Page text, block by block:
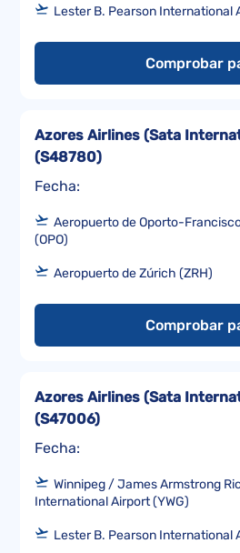
Lester B. Pearson International
Comprobar
Fecha:
Azores Airlines (Sata
(S48780)
Aeropuerto de Oporto-
(OPO)
Aeropuerto de Zúrich (ZRH)
Comprobar
Fecha:
Azores Airlines (Sata
(S47006)
Winnipeg / James Armstrong
International Airport (YWG)
Lester B. Pearson International